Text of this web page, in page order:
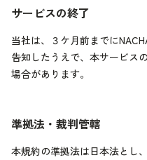
サービスの終了
当社は、３ケ月前までに
告知したうえで、本サービス
場合があります。
準拠法・裁判管轄
本規約の準拠法は日本法とし